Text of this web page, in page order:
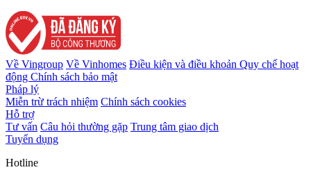
Về Vingroup Về Vinhomes Điều kiện và điều khoản Quy chế hoạt
động Chính sách bảo mật
Pháp lý
Miễn trừ trách nhiệm Chính sách cookies
Hỗ trợ
Tư vấn Câu hỏi thường gặp Trung tâm giao dịch
Tuyển dụng
Hotline